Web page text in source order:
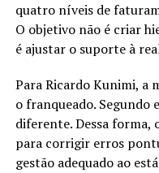
O Dia em Que
Via
Durante uma viagem
a internet.
Curioso, pesquisou
Nada apareceu.
quatro níveis de
O objetivo não é criar
é ajustar o suporte à
Para Ricardo Kunimi, a
o franqueado. Segundo
diferente. Dessa forma,
para corrigir erros
gestão adequado ao